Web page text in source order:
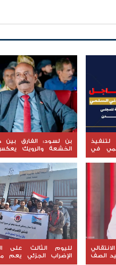
في
بن لسود: الفارق بين
الخشعة والرويك
المعنوي للقوات الجنوبية
الصف
أولوية
لليوم الثالث على
الإضراب الجزئي يعم
الضالع وسط تأكيد على